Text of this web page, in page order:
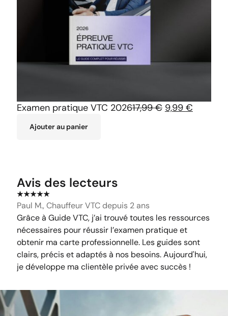
Examen pratique VTC 202617,99€ 9,99 €
Ajouter au panier
Avis des lecteurs
★★★★★
Paul M., Chauffeur VTC depuis 2 ans
Grâce à Guide VTC, j’ai trouvé toutes les ressources
nécessaires pour réussir l’examen pratique et
obtenir ma carte professionnelle. Les guides sont
clairs, précis et adaptés à nos besoins. Aujourd'hui,
je développe ma clientèle privée avec succès !